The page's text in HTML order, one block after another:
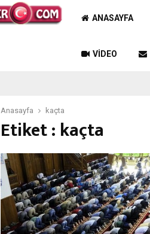
ANASAYFA
VIDEO
Anasayfa kaçta
Etiket : kaçta